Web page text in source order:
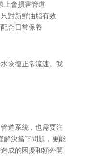
上會損害管道
對新鮮油脂有效
合日常保養
恢復正常流速。我
道系統，也需要注
解決當下問題，更能
成的困擾和額外開